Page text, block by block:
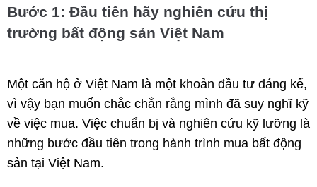
Bước 1: Đầu tiên hãy nghiên cứu thị
trường bất động sản Việt Nam
Một căn hộ ở Việt Nam là một khoản đầu tư đáng kể,
vì vậy bạn muốn chắc chắn rằng mình đã suy nghĩ kỹ
về việc mua. Việc chuẩn bị và nghiên cứu kỹ lưỡng là
những bước đầu tiên trong hành trình mua bất động
sản tại Việt Nam.